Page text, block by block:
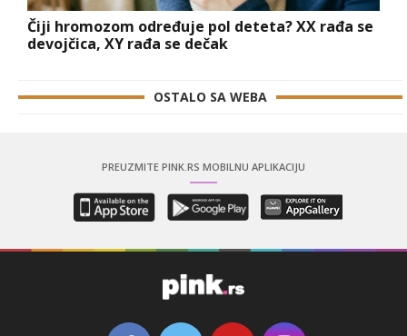
Čiji hromozom određuje pol deteta? XX rađa se
devojčica, XY rađa se dečak
OSTALO SA WEBA
PREUZMITE PINK.RS MOBILNU APLIKACIJU